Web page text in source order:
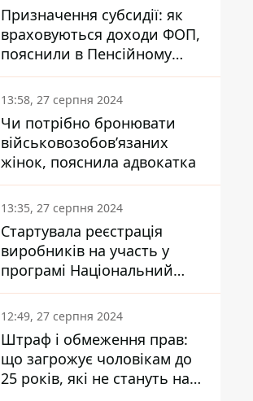
Призначення субсидії: як
враховуються доходи ФОП,
пояснили в Пенсійному
фонді
13:58, 27 серпня 2024
Чи потрібно бронювати
військовозобов’язаних
жінок, пояснила адвокатка
13:35, 27 серпня 2024
Стартувала реєстрація
виробників на участь у
програмі Національний
кешбек: як це зробити
через портал Дія
12:49, 27 серпня 2024
Штраф і обмеження прав:
що загрожує чоловікам до
25 років, які не стануть на